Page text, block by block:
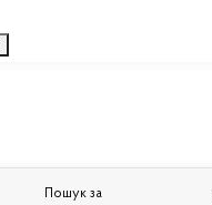
Пошук за